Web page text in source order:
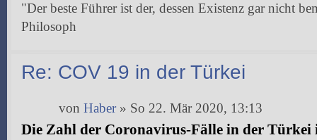
"Der beste Führer ist der, dessen Existenz gar nicht
Philosoph
Re: COV 19 in der Türkei
von Haber» So 22. Mär 2020, 13:13
Die Zahl der Coronavirus-Fälle in der Türkei